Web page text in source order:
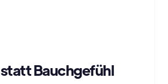
Bauchgefühl